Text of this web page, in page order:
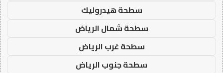
سطحة هيدروليك
سطحة شمال الرياض
سطحة غرب الرياض
سطحة جنوب الرياض